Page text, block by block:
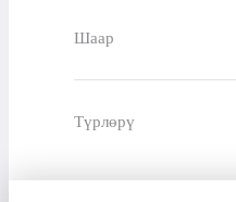
Шаар
Түрлөрү